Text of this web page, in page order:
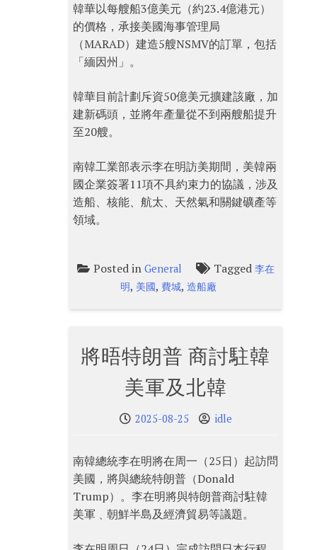
韓華以每艘船3億美元（約23.4億港元）
的價格，承接美國海事管理局
（MARAD）建造5艘NSMV的訂單，包括
「緬因州」。
韓華目前計劃斥資50億美元擴建該廠，加
建新碼頭，並將年產量從不到兩艘船提升
至20艘。
南韓工業部表示李在明訪美期間，美韓兩
國企業簽署11項不具約束力的協議，涉及
造船、核能、航太、天然氣和關鍵礦產等
領域。
Posted in General Tagged 李在
明, 美國, 費城,造船廠
將晤特朗普 商討駐韓
美軍及北韓
2025-08-25 idle
南韓總統李在明將在周一（25日）起訪問
美國，將與總統特朗普（Donald
Trump）。李在明將與特朗普商討駐韓
美軍﹑朝鮮半島及經濟貿易等議題。